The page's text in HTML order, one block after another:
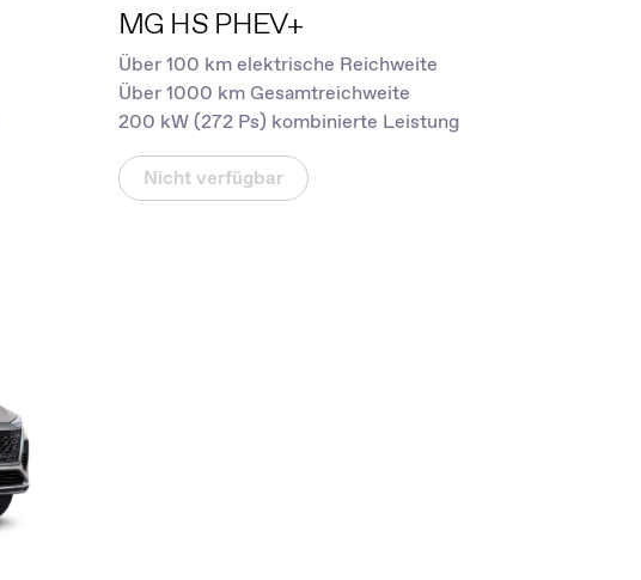
MG HS PHEV+
Über 100 km elektrische Reichweite
Über 1000 km Gesamtreichweite
200 kW (272 Ps) kombinierte Leistung
Nicht verfügbar